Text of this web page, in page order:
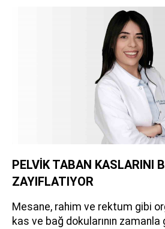
PELVİK TABAN KASLARINI
ZAYIFLATIYOR
Mesane, rahim ve rektum gibi
kas ve bağ dokularının zamanla